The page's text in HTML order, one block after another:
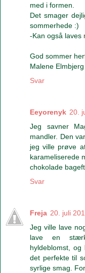
med i formen.
Det smager
sommerhede :)
-Kan også laves
God sommer
Malene Elmbjerg
Svar
Eeyorenyk 20.
Jeg savner
mandler. Den
jeg ville prøve
karameliserede
chokolade
Svar
Freja 20. juli
Jeg ville lave
lave en
hyldeblomst,
det perfekte til
syrlige smag.